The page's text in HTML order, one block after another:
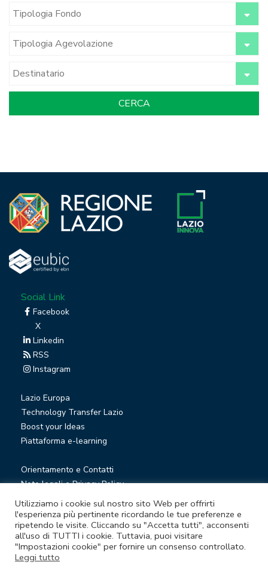
Social Link
Facebook
X
Linkedin
RSS
Instagram
Lazio Europa
Technology Transfer Lazio
Boost your Ideas
Piattaforma e-learning
Orientamento e Contatti
Note legali e Privacy Policy
Privacy Newsletter
Società trasparente
Whistleblowing
© Lazio Innova S.p.A. società soggetta a direzione e
Utilizziamo i cookie sul nostro sito Web per offrirti
l'esperienza più pertinente ricordando le tue preferenze e
ripetendo le visite. Cliccando su "Accetta tutti", acconsenti
all'uso di TUTTI i cookie. Tuttavia, puoi visitare
"Impostazioni cookie" per fornire un consenso controllato.
Leggi tutto